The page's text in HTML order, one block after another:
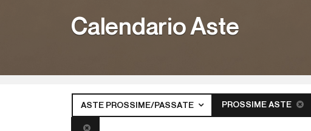
Calendario Aste
ASTE PROSSIME/PASSATE PROSSIME ASTE